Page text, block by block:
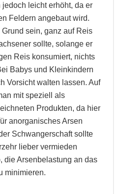
leicht erhöht, da er
Feldern angebaut wird.
sein, ganz auf Reis
sollte, solange er
Reis konsumiert, nichts
Babys und Kleinkindern
Vorsicht walten lassen. Auf
mit speziell als
Produkten, da hier
anorganisches Arsen
Schwangerschaft sollte
lieber vermieden
die Arsenbelastung an das
minimieren.